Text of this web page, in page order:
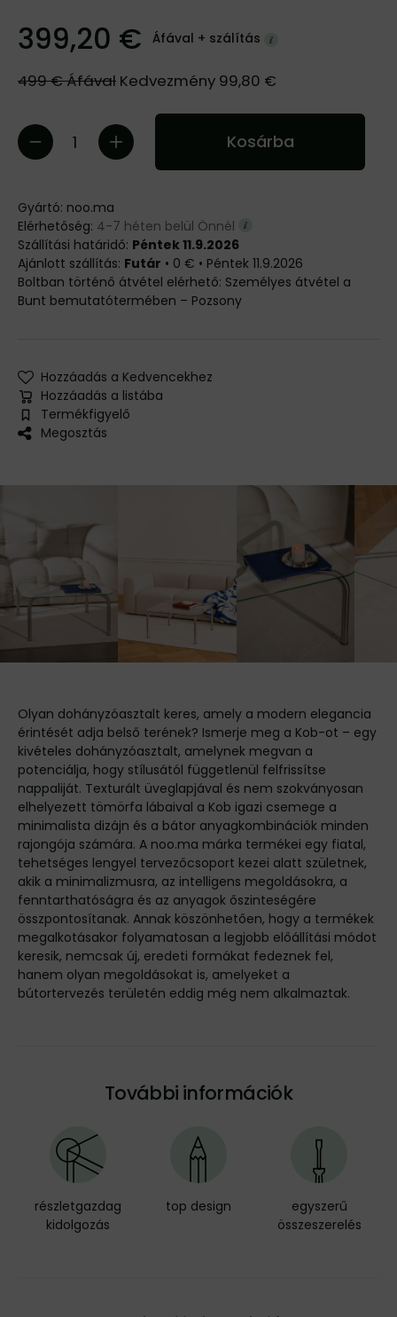
399,20 € Áfával + szálítás
499 €Áfával Kedvezmény 99,80 €
Kosárba
Gyártó: noo.ma
Elérhetőség: 4-7 héten belül Önnél
Szállítási határidő: Péntek 11.9.2026
Futár • 0 € • Péntek 11.9.2026
Személyes átvétel a
Bunt bemutatótermében – Pozsony
Hozzáadás a Kedvencekhez
Hozzáadás a listába
Termékfigyelő
Megosztás
Olyan dohányzóasztalt keres, amely a modern elegancia
érintését adja belső terének? Ismerje meg a Kob-ot – egy
kivételes dohányzóasztalt, amelynek megvan a
potenciálja, hogy stílusától függetlenül felfrissítse
nappaliját. Texturált üveglapjával és nem szokványosan
elhelyezett tömörfa lábaival a Kob igazi csemege a
minimalista dizájn és a bátor anyagkombinációk minden
rajongója számára. A noo.ma márka termékei egy fiatal,
tehetséges lengyel tervezőcsoport kezei alatt születnek,
akik a minimalizmusra, az intelligens megoldásokra, a
fenntarthatóságra és az anyagok őszinteségére
összpontosítanak. Annak köszönhetően, hogy a termékek
megalkotásakor folyamatosan a legjobb előállítási módot
keresik, nemcsak új, eredeti formákat fedeznek fel,
hanem olyan megoldásokat is, amelyeket a
bútortervezés területén eddig még nem alkalmaztak.
További információk
részletgazdag
kidolgozás
top design
egyszerű
összeszerelés